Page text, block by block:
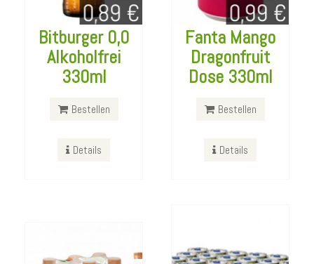
Bitburger 0,0
Alkoholfrei
330ml
Bestellen
Details
Fanta Mango
Dragonfruit
Dose 330ml
Bestellen
Details
Fusetea Peach
Hibiscus 6x 1,5L
Bestellen
Red Bull
Sugarfree
24x250ml